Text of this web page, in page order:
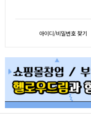
아이디/비밀번호 찾기